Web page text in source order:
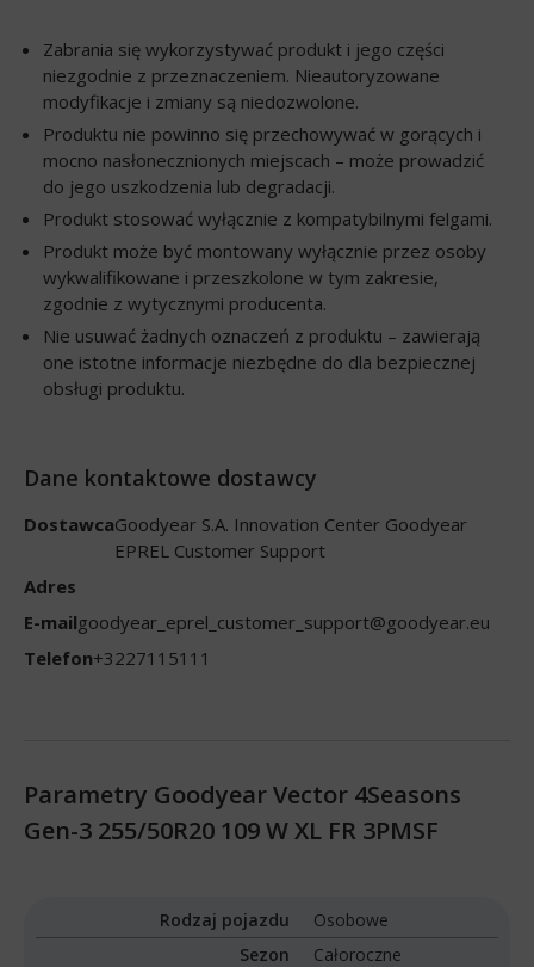
Zabrania się wykorzystywać produkt i jego części
niezgodnie z przeznaczeniem. Nieautoryzowane
modyfikacje i zmiany są niedozwolone.
Produktu nie powinno się przechowywać w gorących i
mocno nasłonecznionych miejscach – może prowadzić
do jego uszkodzenia lub degradacji.
Produkt stosować wyłącznie z kompatybilnymi felgami.
Produkt może być montowany wyłącznie przez osoby
wykwalifikowane i przeszkolone w tym zakresie,
zgodnie z wytycznymi producenta.
Nie usuwać żadnych oznaczeń z produktu – zawierają
one istotne informacje niezbędne do dla bezpiecznej
obsługi produktu.
Dane kontaktowe dostawcy
DostawcaGoodyear S.A. Innovation Center Goodyear
EPREL Customer Support
Adres
E-mailgoodyear_eprel_customer_support@goodyear.eu
Telefon+3227115111
Parametry Goodyear Vector 4Seasons
Gen-3 255/50R20 109 W XL FR 3PMSF
Rodzaj pojazdu
Osobowe
Sezon
Całoroczne